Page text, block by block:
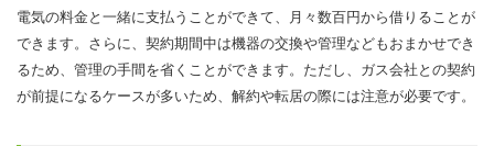
電気の料金と一緒に支払うことができて、月々数百円から借りることが
できます。さらに、契約期間中は機器の交換や管理などもおまかせでき
るため、管理の手間を省くことができます。ただし、ガス会社との契約
が前提になるケースが多いため、解約や転居の際には注意が必要です。